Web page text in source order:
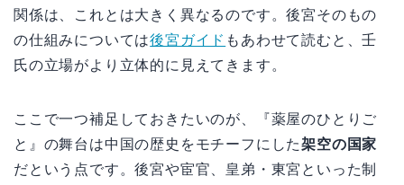
関係は、これとは大きく異なるのです。後宮そのもの
の仕組みについては後宮ガイド もあわせて読むと、壬
氏の立場がより立体的に見えてきます。
ここで一つ補足しておきたいのが、『薬屋のひとりご
と』の舞台は中国の歴史をモチーフにした架空の国家
だという点です。後宮や宦官、皇弟・東宮といった制